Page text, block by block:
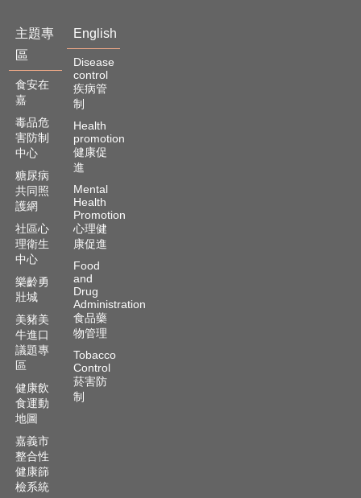
主題專
區
食安在
嘉
毒品危
害防制
中心
糖尿病
共同照
護網
社區心
理衛生
中心
樂齡勇
壯城
美豬美
牛進口
議題專
區
健康飲
食運動
地圖
嘉義市
整合性
健康篩
檢系統
English
Disease
control
疾病管
制
Health
promotion
健康促
進
Mental
Health
Promotion
心理健
康促進
Food
and
Drug
Administration
食品藥
物管理
Tobacco
Control
菸害防
制